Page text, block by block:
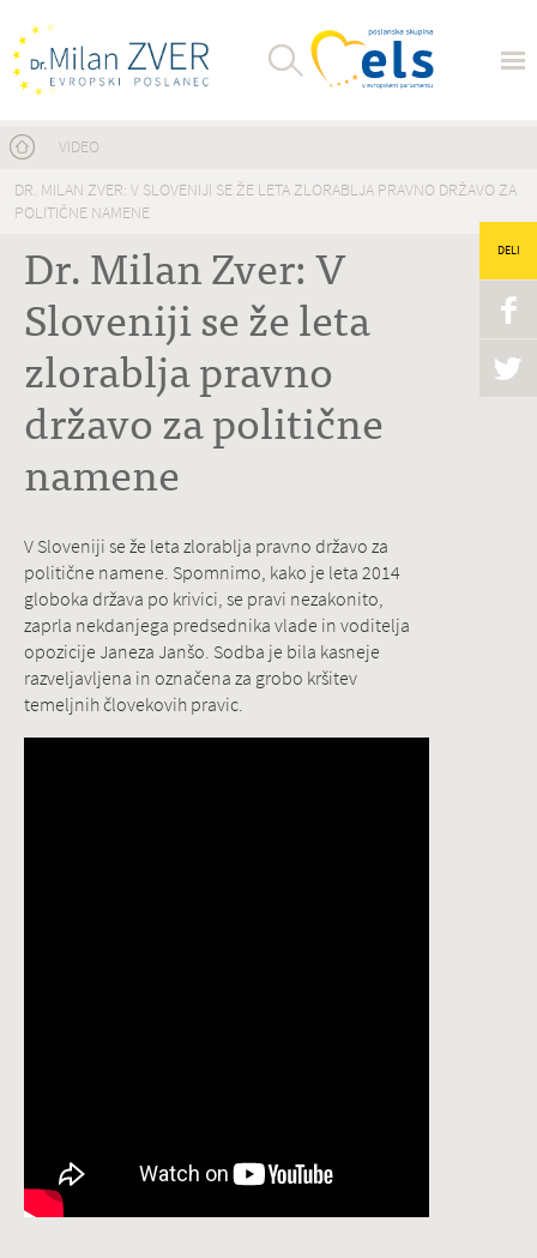
Nahajate se tukaj
VIDEO
DR. MILAN ZVER: V SLOVENIJI SE ŽE LETA ZLORABLJA PRAVNO DRŽAVO ZA
POLITIČNE NAMENE
Dr. Milan Zver: V
Sloveniji se že leta
zlorablja pravno
državo za politične
namene
DELI
V Sloveniji se že leta zlorablja pravno državo za
politične namene. Spomnimo, kako je leta 2014
globoka država po krivici, se pravi nezakonito,
zaprla nekdanjega predsednika vlade in voditelja
opozicije Janeza Janšo. Sodba je bila kasneje
razveljavljena in označena za grobo kršitev
temeljnih človekovih pravic.